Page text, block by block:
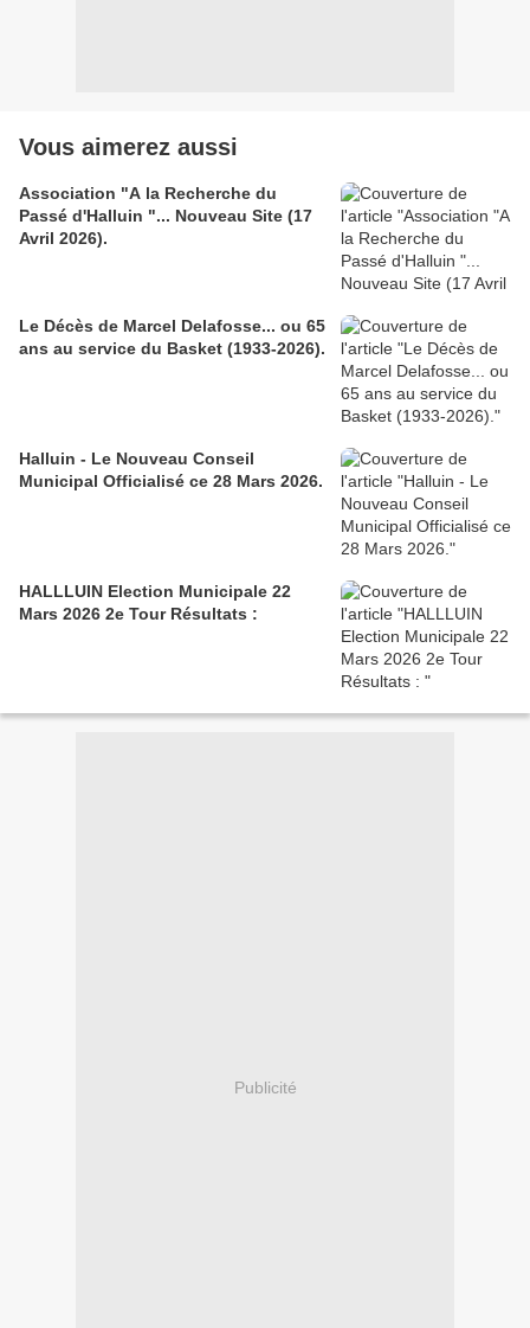
Vous aimerez aussi
Association "A la Recherche du
Passé d'Halluin "... Nouveau Site (17
Avril 2026).
Le Décès de Marcel Delafosse... ou 65
ans au service du Basket (1933-2026).
Halluin - Le Nouveau Conseil
Municipal Officialisé ce 28 Mars 2026.
HALLLUIN Election Municipale 22
Mars 2026 2e Tour Résultats :
Publicité